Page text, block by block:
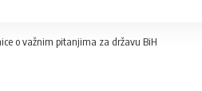
o važnim pitanjima za državu BiH